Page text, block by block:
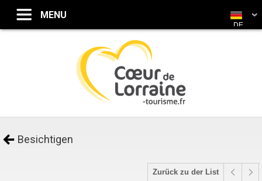
Besichtigen
Zurück zu der List
DE